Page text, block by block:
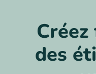
des